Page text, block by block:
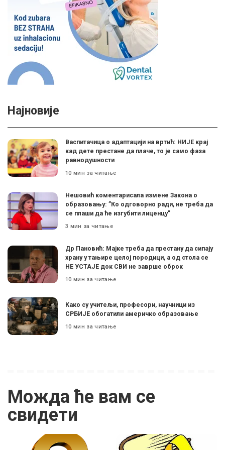
Најновије
Васпитачица о адаптацији на вртић: НИЈЕ крај
кад дете престане да плаче, то је само фаза
равнодушности
10 мин за читање
Нешовић коментарисала измене Закона о
образовању: ”Ко одговорно ради, не треба да
се плаши да ће изгубити лиценцу”
3 мин за читање
Др Пановић: Мајке треба да престану да сипају
храну у тањире целој породици, а од стола се
НЕ УСТАЈЕ док СВИ не заврше оброк
10 мин за читање
Како су учитељи, професори, научници из
СРБИЈЕ обогатили америчко образовање
10 мин за читање
Можда ће вам се
свидети